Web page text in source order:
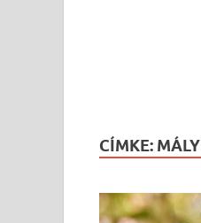
CÍMKE: